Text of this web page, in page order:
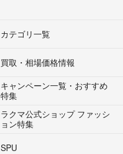
カテゴリ一覧
買取・相場価格情報
キャンペーン一覧・おすすめ
特集
ラクマ公式ショップ ファッシ
ョン特集
SPU